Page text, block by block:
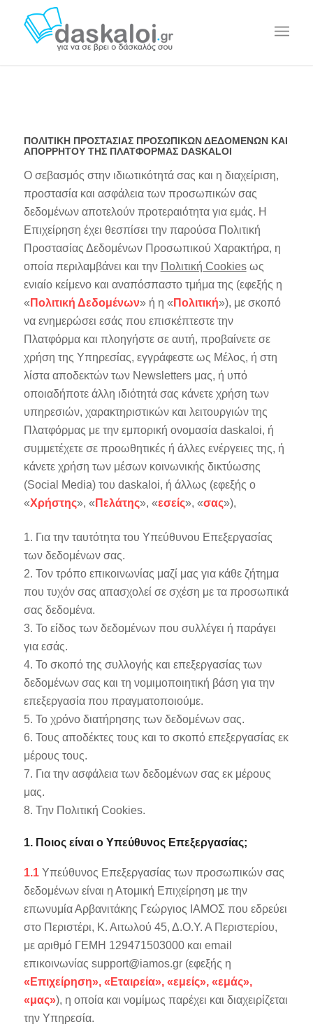
ΠΟΛΙΤΙΚΗ ΠΡΟΣΤΑΣΙΑΣ ΠΡΟΣΩΠΙΚΩΝ ΔΕΔΟΜΕΝΩΝ ΚΑΙ
ΑΠΟΡΡΗΤΟΥ ΤΗΣ ΠΛΑΤΦΟΡΜΑΣ DASKALOI
Ο σεβασμός στην ιδιωτικότητά σας και η διαχείριση,
προστασία και ασφάλεια των προσωπικών σας
δεδομένων αποτελούν προτεραιότητα για εμάς. Η
Επιχείρηση έχει θεσπίσει την παρούσα Πολιτική
Προστασίας Δεδομένων Προσωπικού Χαρακτήρα, η
οποία περιλαμβάνει και την Πολιτική Cookiesως
ενιαίο κείμενο και αναπόσπαστο τμήμα της (εφεξής η
« Πολιτική Δεδομένων» ή η « Πολιτική»), με σκοπό
να ενημερώσει εσάς που επισκέπτεστε την
Πλατφόρμα και πλοηγήστε σε αυτή, προβαίνετε σε
χρήση της Υπηρεσίας, εγγράφεστε ως Μέλος, ή στη
λίστα αποδεκτών των Newsletters μας, ή υπό
οποιαδήποτε άλλη ιδιότητά σας κάνετε χρήση των
υπηρεσιών, χαρακτηριστικών και λειτουργιών της
Πλατφόρμας με την εμπορική ονομασία daskaloi, ή
συμμετέχετε σε προωθητικές ή άλλες ενέργειες της, ή
κάνετε χρήση των μέσων κοινωνικής δικτύωσης
(Social Media) του daskaloi, ή άλλως (εφεξής ο
«Χρήστης», « Πελάτης», «εσείς», «σας»),
1. Για την ταυτότητα του Υπεύθυνου Επεξεργασίας
των δεδομένων σας.
2. Τον τρόπο επικοινωνίας μαζί μας για κάθε ζήτημα
που τυχόν σας απασχολεί σε σχέση με τα προσωπικά
σας δεδομένα.
3. Το είδος των δεδομένων που συλλέγει ή παράγει
για εσάς.
4. Το σκοπό της συλλογής και επεξεργασίας των
δεδομένων σας και τη νομιμοποιητική βάση για την
επεξεργασία που πραγματοποιούμε.
5. Το χρόνο διατήρησης των δεδομένων σας.
6. Τους αποδέκτες τους και το σκοπό επεξεργασίας εκ
μέρους τους.
7. Για την ασφάλεια των δεδομένων σας εκ μέρους
μας.
8. Την Πολιτική Cookies.
1. Ποιος είναι ο Υπεύθυνος Επεξεργασίας;
1.1Υπεύθυνος Επεξεργασίας των προσωπικών σας
δεδομένων είναι η Ατομική Επιχείρηση με την
επωνυμία Αρβανιτάκης Γεώργιος ΙΑΜΟΣ που εδρεύει
στο Περιστέρι, Κ. Αιτωλού 45, Δ.Ο.Υ. Α Περιστερίου,
με αριθμό ΓΕΜΗ 129471503000 και email
επικοινωνίας support@iamos.gr(εφεξής η
«Επιχείρηση», «Εταιρεία», «εμείς», «εμάς»,
«μας»), η οποία και νομίμως παρέχει και διαχειρίζεται
την Υπηρεσία.